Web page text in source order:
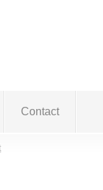
Contact